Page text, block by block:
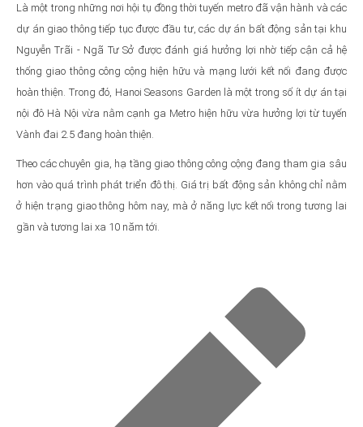
Là một trong những nơi hội tụ đồng thời tuyến metro đã vận hành và các
dự án giao thông tiếp tục được đầu tư, các dự án bất động sản tại khu
Nguyễn Trãi - Ngã Tư Sở được đánh giá hưởng lợi nhờ tiếp cận cả hệ
thống giao thông công cộng hiện hữu và mạng lưới kết nối đang được
hoàn thiện. Trong đó, Hanoi Seasons Garden là một trong số ít dự án tại
nội đô Hà Nội vừa nằm cạnh ga Metro hiện hữu vừa hưởng lợi từ tuyến
Vành đai 2.5 đang hoàn thiện.
Theo các chuyên gia, hạ tầng giao thông công cộng đang tham gia sâu
hơn vào quá trình phát triển đô thị. Giá trị bất động sản không chỉ nằm
ở hiện trạng giao thông hôm nay, mà ở năng lực kết nối trong tương lai
gần và tương lai xa 10 năm tới.